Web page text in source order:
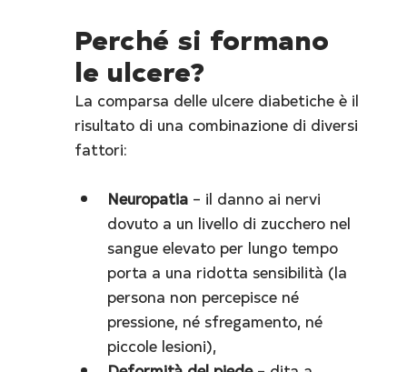
Perché si formano
le ulcere?
La comparsa delle ulcere diabetiche è il
risultato di una combinazione di diversi
fattori:
Neuropatia – il danno ai nervi
dovuto a un livello di zucchero nel
sangue elevato per lungo tempo
porta a una ridotta sensibilità (la
persona non percepisce né
pressione, né sfregamento, né
piccole lesioni),